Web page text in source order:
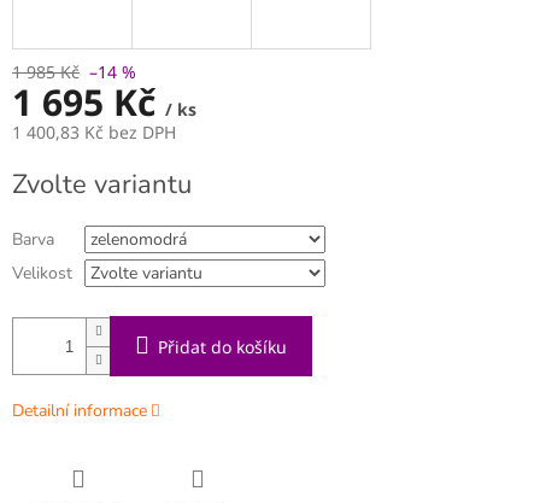
1 985 Kč –14 %
1 695 Kč / ks
1 400,83 Kč bez DPH
cena:
Zvolte variantu
Barva
Velikost
Přidat do košíku
Detailní informace